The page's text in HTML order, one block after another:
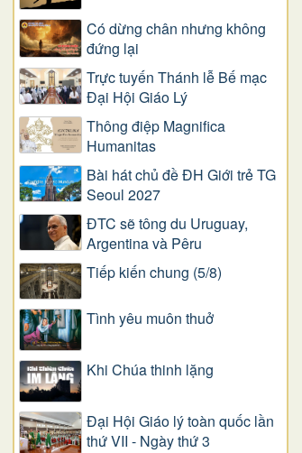
Có dừng chân nhưng không
đứng lại
Trực tuyến Thánh lễ Bế mạc
Đại Hội Giáo Lý
Thông điệp Magnifica
Humanitas
Bài hát chủ đề ĐH Giới trẻ TG
Seoul 2027
ĐTC sẽ tông du Uruguay,
Argentina và Pêru
Tiếp kiến chung (5/8)
Tình yêu muôn thuở
Khi Chúa thinh lặng
Đại Hội Giáo lý toàn quốc lần
thứ VII - Ngày thứ 3